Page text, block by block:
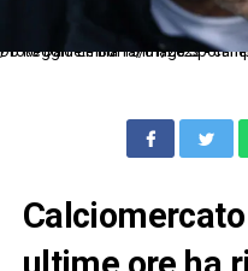
Db Reggio Emilia 15/01/2023 - campionato di calcio serie A / Sassuolo-Lazio /